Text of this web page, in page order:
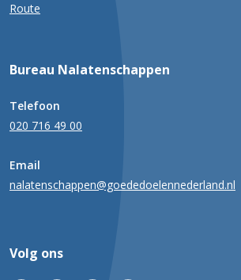
Route
Bureau Nalatenschappen
Telefoon
020 716 49 00
Email
nalatenschappen@goededoelennederland.nl
Volg ons